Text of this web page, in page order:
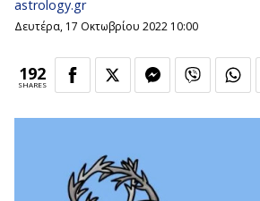
astrology.gr
Δευτέρα, 17 Οκτωβρίου 2022 10:00
192
SHARES